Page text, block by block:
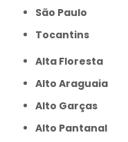
São Paulo
Tocantins
Alta Floresta
Alto Araguaia
Alto Garças
Alto Pantanal